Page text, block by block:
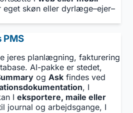
eget skøn eller dyrlæge–ejer–
PMS
jeres planlægning, fakturering
AI-pakke er stedet,
og Ask findes ved
, I
I eksportere, maile eller
journal og arbejdsgange, I